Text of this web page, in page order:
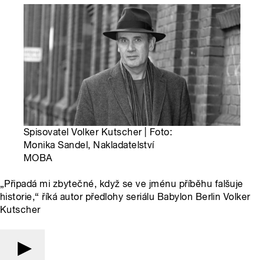
Spisovatel Volker Kutscher | Foto:
Monika Sandel, Nakladatelství
MOBA
„Připadá mi zbytečné, když se ve jménu příběhu falšuje
historie,“ říká autor předlohy seriálu Babylon Berlin Volker
Kutscher